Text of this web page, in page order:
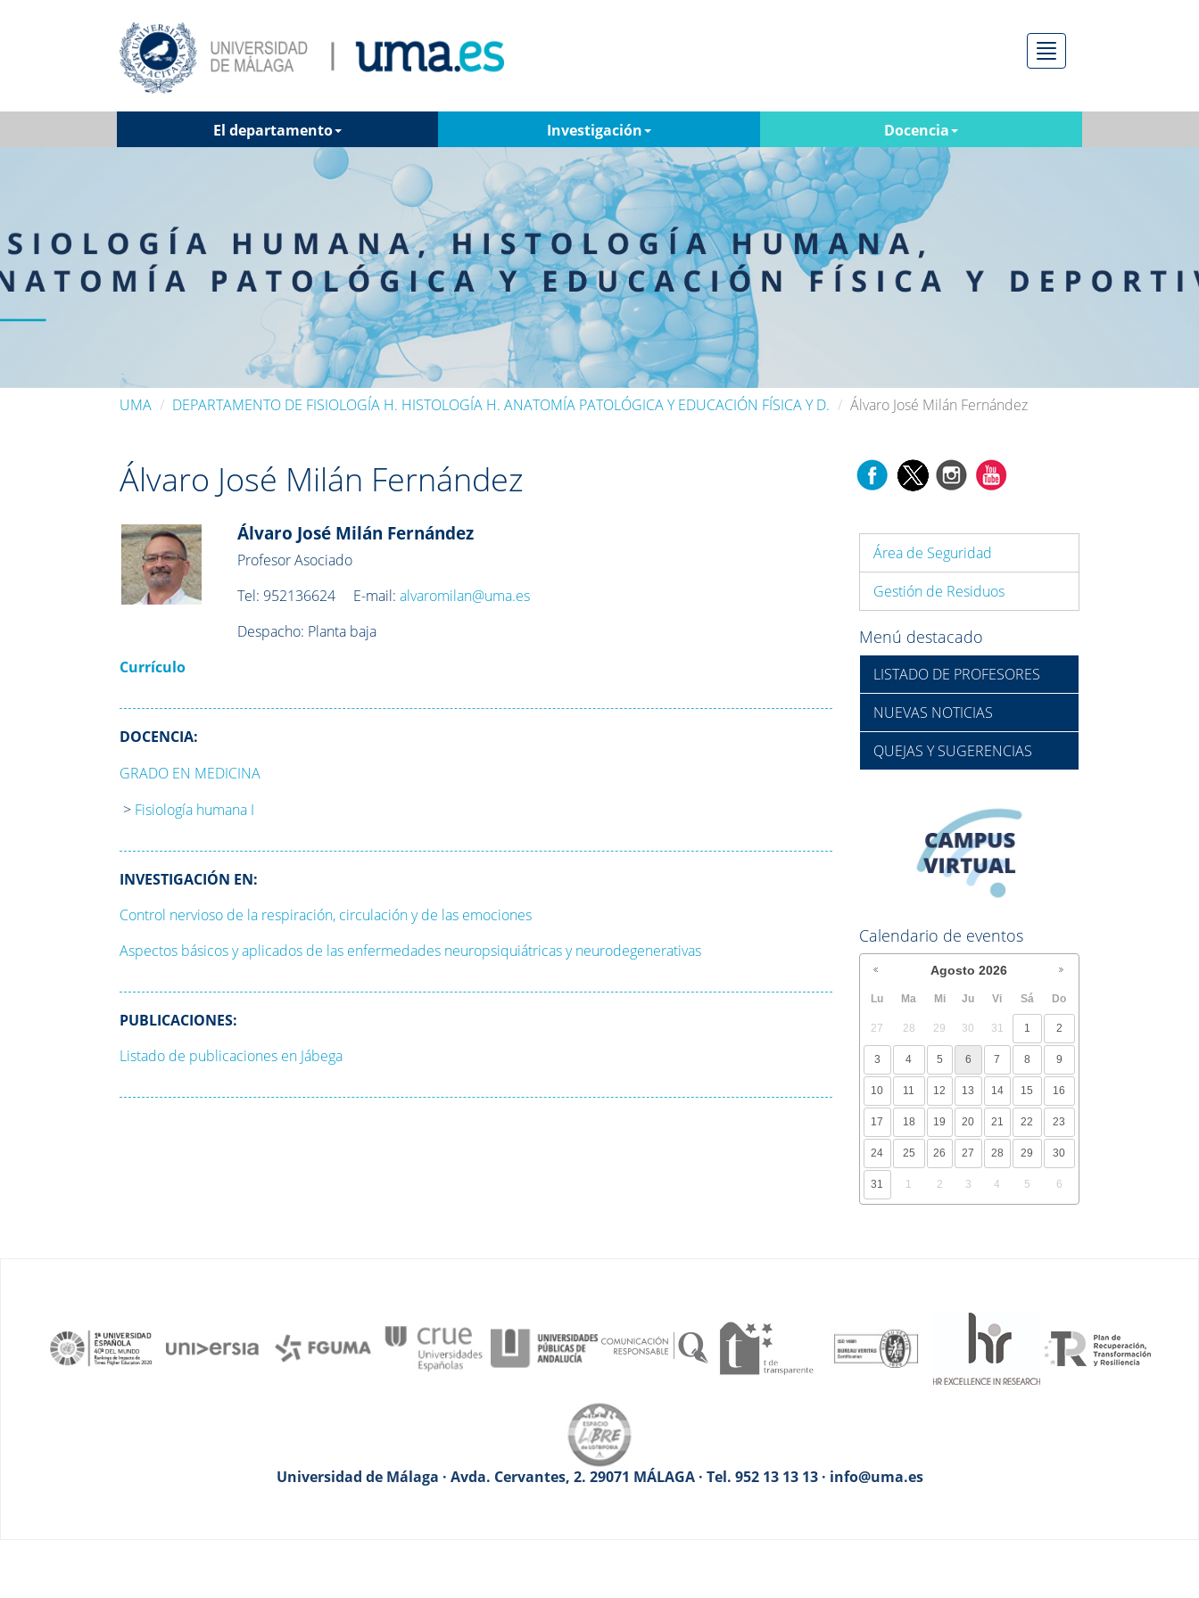
Menú
El departamento Investigación Docencia
UMA DEPARTAMENTO DE FISIOLOGÍA H. HISTOLOGÍA H. ANATOMÍA PATOLÓGICA Y EDUCACIÓN FÍSICA Y D. Álvaro José Milán Fernández
Álvaro José Milán Fernández
Álvaro José Milán Fernández
Profesor Asociado
Tel: 952136624 E-mail:alvaromilan@uma.es
Despacho: Planta baja
Currículo
DOCENCIA:
GRADO EN MEDICINA
> Fisiología humana I
INVESTIGACIÓN EN:
Control nervioso de la respiración, circulación y de las emociones
Aspectos básicos y aplicados de las enfermedades neuropsiquiátricas y neurodegenerativas
PUBLICACIONES:
Listado de publicaciones en Jábega
Área de Seguridad
Gestión de Residuos
Menú destacado
LISTADO DE PROFESORES
NUEVAS NOTICIAS
QUEJAS Y SUGERENCIAS
Calendario de eventos
Agosto 2026
Lu Ma Mi Ju Vi Sá Do
27 28 29 30 31 1 2
3 4 5 6 7 8 9
10 11 12 13 14 15 16
17 18 19 20 21 22 23
24 25 26 27 28 29 30
31 1 2 3 4 5 6
Universidad de Málaga · Avda. Cervantes, 2. 29071 MÁLAGA · Tel. 952 13 13 13 · info@uma.es